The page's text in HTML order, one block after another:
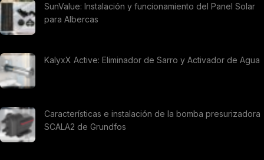
SunValue: Instalación y funcionamiento del Panel Solar
para Albercas
KalyxX Active: Eliminador de Sarro y Activador de Agua
Características e instalación de la bomba presurizadora
SCALA2 de Grundfos